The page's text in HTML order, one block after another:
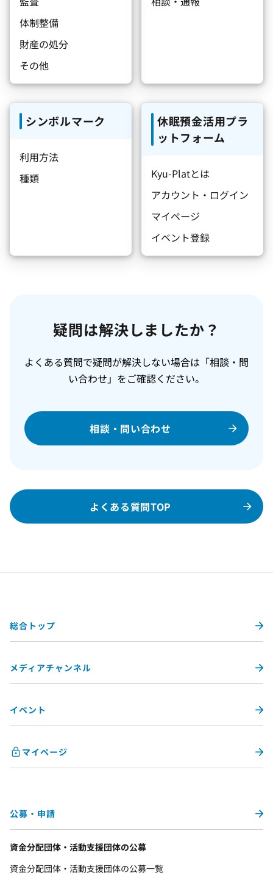
体制整備
財産の処分
その他
シンボルマーク
利用方法
種類
休眠預金活用プラ
ットフォーム
Kyu-Platとは
アカウント・ログイン
マイページ
イベント登録
疑問は解決しましたか？
よくある質問で疑問が解決しない場合は「相談・問
い合わせ」をご確認ください。
相談・問い合わせ
よくある質問TOP
総合トップ
メディアチャンネル
イベント
マイページ
公募・申請
資金分配団体・活動支援団体の公募
資金分配団体・活動支援団体の公募一覧